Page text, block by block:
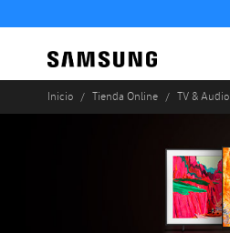
Inicio Tienda Online TV & Audio